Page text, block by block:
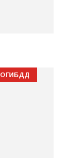
ОГИБДД